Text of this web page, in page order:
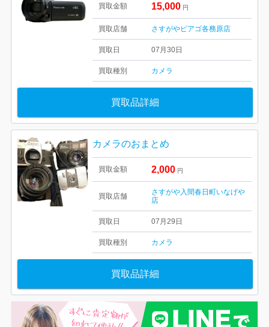
買取金額 15,000 円
買取店舗 さすがやピアゴ各務原店
買取日 07月30日
買取種別 カメラ
買取品詳細
カメラのおまとめ
買取金額 2,000 円
買取店舗
さすがや入間春日町いなげや
店
買取日 07月29日
買取種別 カメラ
買取品詳細